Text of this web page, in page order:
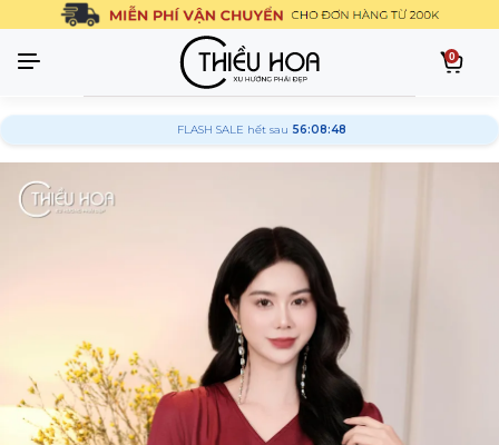
0
FLASH SALE hết sau 56:08:47